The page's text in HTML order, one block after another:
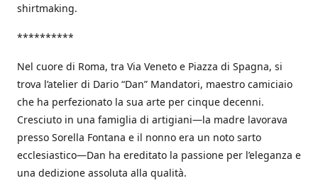
shirtmaking.
**********
Nel cuore di Roma, tra Via Veneto e Piazza di Spagna, si
trova l’atelier di Dario “Dan” Mandatori, maestro camiciaio
che ha perfezionato la sua arte per cinque decenni.
Cresciuto in una famiglia di artigiani—la madre lavorava
presso Sorella Fontana e il nonno era un noto sarto
ecclesiastico—Dan ha ereditato la passione per l’eleganza e
una dedizione assoluta alla qualità.